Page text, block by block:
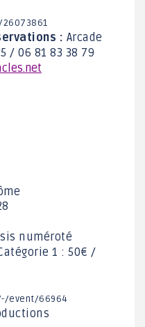
26073861
: Arcade
/ 06 81 83 38 79
numéroté
1 : 50€ /
event/66964